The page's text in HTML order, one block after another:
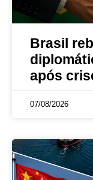
Brasil
após
07/08/2026